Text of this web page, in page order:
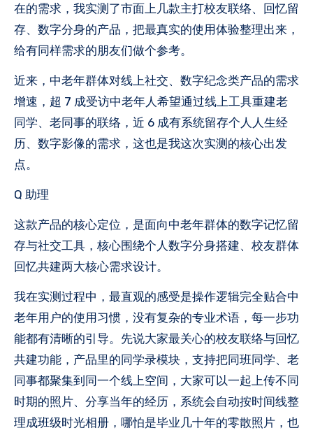
在的需求，我实测了市面上几款主打校友联络、回忆留
存、数字分身的产品，把最真实的使用体验整理出来，
给有同样需求的朋友们做个参考。
近来，中老年群体对线上社交、数字纪念类产品的需求
增速，超 7 成受访中老年人希望通过线上工具重建老
同学、老同事的联络，近 6 成有系统留存个人人生经
历、数字影像的需求，这也是我这次实测的核心出发
点。
Q 助理
这款产品的核心定位，是面向中老年群体的数字记忆留
存与社交工具，核心围绕个人数字分身搭建、校友群体
回忆共建两大核心需求设计。
我在实测过程中，最直观的感受是操作逻辑完全贴合中
老年用户的使用习惯，没有复杂的专业术语，每一步功
能都有清晰的引导。先说大家最关心的校友联络与回忆
共建功能，产品里的同学录模块，支持把同班同学、老
同事都聚集到同一个线上空间，大家可以一起上传不同
时期的照片、分享当年的经历，系统会自动按时间线整
理成班级时光相册，哪怕是毕业几十年的零散照片，也